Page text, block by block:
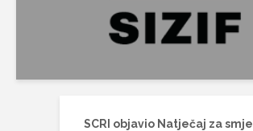
SCRI objavio Natječaj za